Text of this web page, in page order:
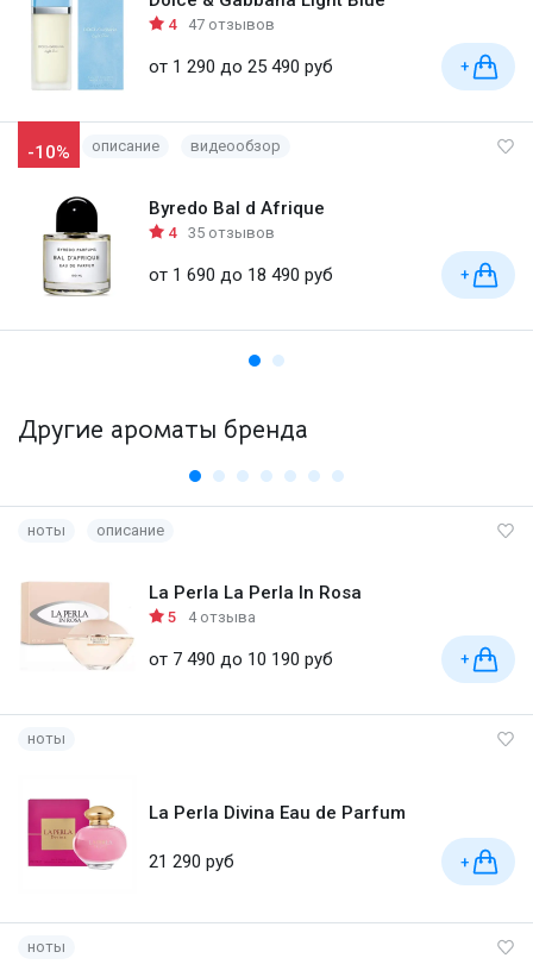
4 47 отзывов
от 1 290 до 25 490 руб +
-10% описание видеообзор
Byredo Bal d Afrique
4 35 отзывов
от 1 690 до 18 490 руб +
Другие ароматы бренда
ноты описание
La Perla La Perla In Rosa
5 4 отзыва
от 7 490 до 10 190 руб +
ноты
La Perla Divina Eau de Parfum
21 290 руб +
ноты